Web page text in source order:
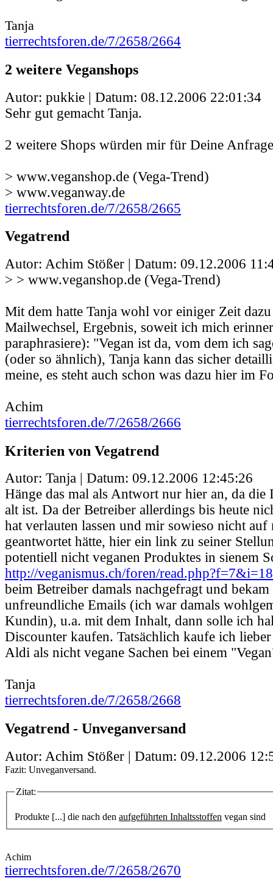
Tanja
tierrechtsforen.de/7/2658/2664
2 weitere Veganshops
Autor: pukkie | Datum: 08.12.2006 22:01:34
Sehr gut gemacht Tanja.
2 weitere Shops würden mir für Deine
> www.veganshop.de (Vega-Trend)
> www.veganway.de
tierrechtsforen.de/7/2658/2665
Vegatrend
Autor: Achim Stößer | Datum: 09.12.2006
> > www.veganshop.de (Vega-Trend)
Mit dem hatte Tanja wohl vor einiger Zeit
Mailwechsel, Ergebnis, soweit ich mich
paraphrasiere): "Vegan ist da, vom dem ich
(oder so ähnlich), Tanja kann das sicher
meine, es steht auch schon was dazu hier im
Achim
tierrechtsforen.de/7/2658/2666
Kriterien von Vegatrend
Autor: Tanja | Datum: 09.12.2006 12:45:26
Hänge das mal als Antwort nur hier an, da die
alt ist. Da der Betreiber allerdings bis heute
hat verlauten lassen und mir sowieso nicht auf
geantwortet hätte, hier ein link zu seiner
potentiell nicht veganen Produktes in sienem
http://veganismus.ch/foren/
beim Betreiber damals nachgefragt und bekam
unfreundliche Emails (ich war damals
Kundin), u.a. mit dem Inhalt, dann solle ich
Discounter kaufen. Tatsächlich kaufe ich
Aldi als nicht vegane Sachen bei einem
Tanja
tierrechtsforen.de/7/2658/2668
Vegatrend - Unveganversand
Autor: Achim Stößer | Datum: 09.12.2006
Fazit: Unveganversand.
Zitat:
Produkte [...] die nach den aufgeführten Inhaltsstoffen vegan sind
Achim
tierrechtsforen.de/7/2658/2670